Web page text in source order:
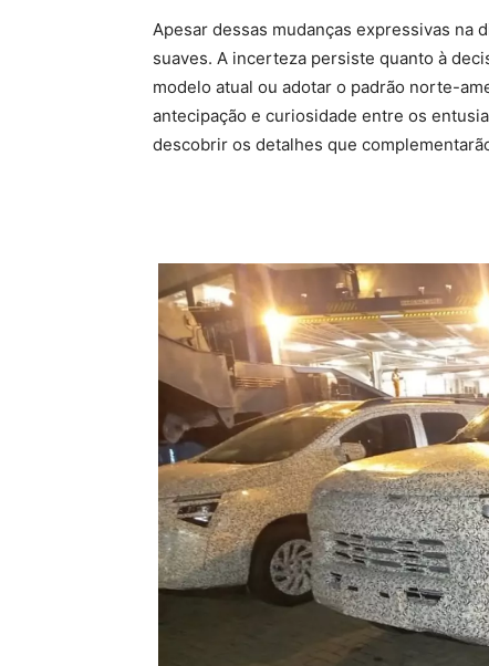
Apesar dessas mudanças expressivas na
suaves. A incerteza persiste quanto à
modelo atual ou adotar o padrão norte-
antecipação e curiosidade entre os
descobrir os detalhes que